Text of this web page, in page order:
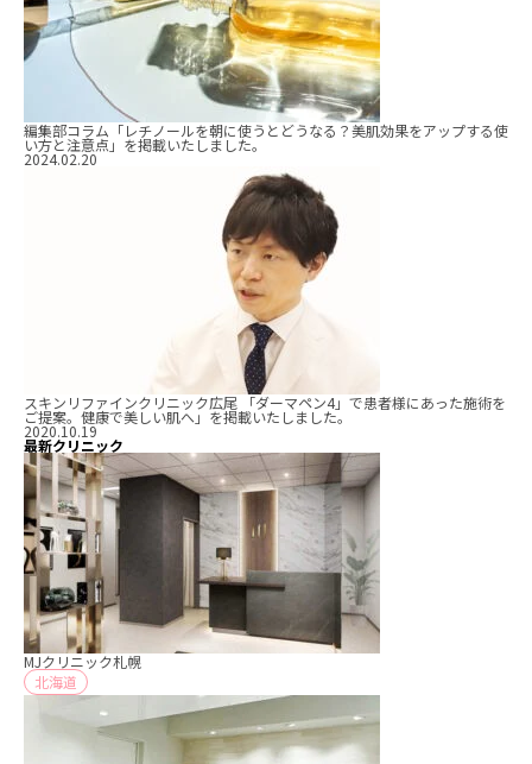
編集部コラム「レチノールを朝に使うとどうなる？美肌効果をアップする使
い方と注意点」を掲載いたしました。
2024.02.20
スキンリファインクリニック広尾 「ダーマペン4」で患者様にあった施術を
ご提案。健康で美しい肌へ」を掲載いたしました。
2020.10.19
最新クリニック
MJクリニック札幌
北海道